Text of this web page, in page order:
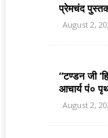
प्रेमचंद
August 2,
“टण्डन जी
आचार्य पं०
August 2,